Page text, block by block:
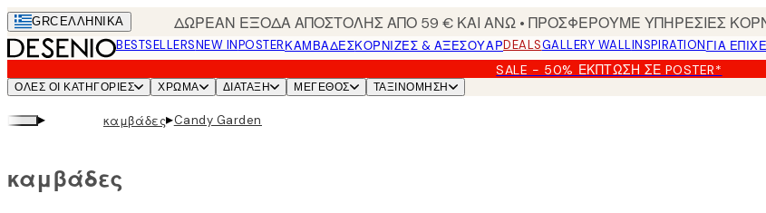
Skip
to
main
content.
GRC ΕΛΛΗΝΙΚΆ ΔΩΡΕΑΝ ΕΞΟΔΑ ΑΠΟΣΤΟΛΗΣ ΑΠΟ 59 € ΚΑΙ ΑΝΩ • ΠΡΟΣΦΕΡΟΥΜΕ ΥΠΗΡΕΣΙΕΣ
BESTSELLERSNEW INPOSTERΚΑΜΒΆΔΕΣΚΟΡΝΊΖΕΣ & ΑΞΕΣΟΥΆΡDEALSGALLERY WALLINSPIRATIONΓΙΑ
SALE - 50% ΈΚΠΤΩΣΗ ΣΕ POSTER*
ΌΛΕΣ ΟΙ ΚΑΤΗΓΟΡΊΕΣ ΧΡΩΜΑ ΔΙΑΤΑΞΗ ΜΕΓΕΘΟΣ ΤΑΞΙΝΌΜΗΣΗ
▸ καμβάδες▸Candy Garden
καμβάδες